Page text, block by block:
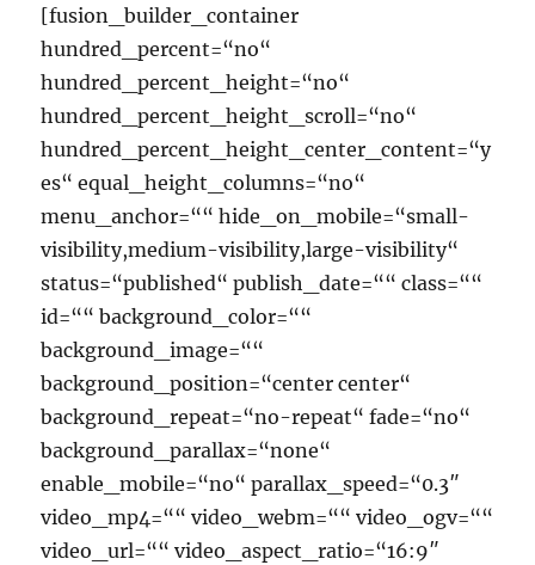
[fusion_builder_container
hundred_percent=“no“
hundred_percent_height=“no“
hundred_percent_height_scroll=“no“
hundred_percent_height_center_content=“y
es“ equal_height_columns=“no“
menu_anchor=““ hide_on_mobile=“small-
visibility,medium-visibility,large-visibility“
status=“published“ publish_date=““ class=““
id=““ background_color=““
background_image=““
background_position=“center center“
background_repeat=“no-repeat“ fade=“no“
background_parallax=“none“
enable_mobile=“no“ parallax_speed=“0.3″
video_mp4=““ video_webm=““ video_ogv=““
video_url=““ video_aspect_ratio=“16:9″